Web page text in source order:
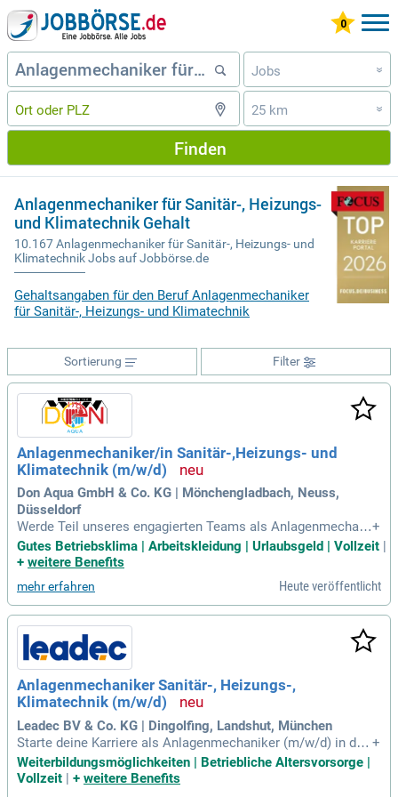
Jobs »
25 km »
Finden
Anlagenmechaniker für Sanitär-, Heizungs-
und Klimatechnik Gehalt
10.167 Anlagenmechaniker für Sanitär-, Heizungs- und
Klimatechnik Jobs auf Jobbörse.de
Gehaltsangaben für den Beruf Anlagenmechaniker
für Sanitär-, Heizungs- und Klimatechnik
Filter
Sortierung
Anlagenmechaniker/in Sanitär-,Heizungs- und
Klimatechnik (m/w/d)
Don Aqua GmbH & Co. KG | Mönchengladbach, Neuss,
Düsseldorf
Werde Teil unseres engagierten Teams als Anlagenmechani
ker/in für Sanitär-, Heizungs- und Klimatechnik in Möncheng
ladbach! Wir bieten ein familiäres Arbeitsumfeld und ausgez
on übernimmst du Wartungsarbeiten und Reparaturen im Be
reich Heizung und Sanitär. Auch die Fehlerdiagnose und -be
hebung bei Störungen liegen in deinem Verantwortungsberei
ch. Du bist entscheidend bei der Installation und Sanierung
von Badezimmern sowie der Einrichtung von Sanitäreinricht
ungen. Nutze deine Fähigkeiten und sorge für reibungslose
Abläufe in einem dynamischen Team – bewirb dich jetzt!
+
Gutes Betriebsklima | Arbeitskleidung | Urlaubsgeld | Vollzeit
+ weitere Benefits
mehr erfahren Heute veröffentlicht
Anlagenmechaniker Sanitär-, Heizungs-,
Klimatechnik (m/w/d)
Leadec BV & Co. KG | Dingolfing, Landshut, München
Starte deine Karriere als Anlagenmechaniker (m/w/d) in der
Sanitär-, Heizungs- und Klimatechnik! Wir suchen engagierte
Fachkräfte mit einer vergleichbaren Ausbildung und Erfahru
+
Weiterbildungsmöglichkeiten | Betriebliche Altersvorsorge |
Vollzeit | + weitere Benefits